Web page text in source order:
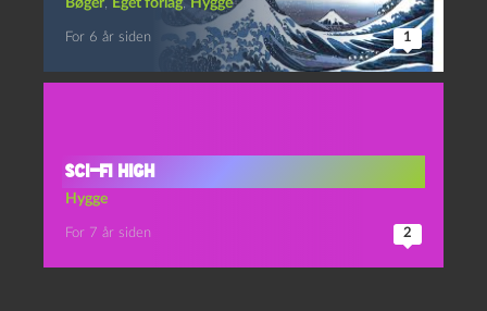
Bøger, Eget forlag, Hygge
For 6 år siden 1
Sci-Fi High
Hygge
For 7 år siden 2